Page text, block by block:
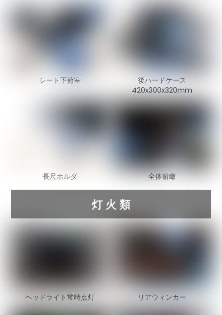
シート下荷室
後ハードケース
420x300x320mm
長尺ホルダ 全体俯瞰
灯 火 類
ヘッドライト常時点灯 リアウィンカー